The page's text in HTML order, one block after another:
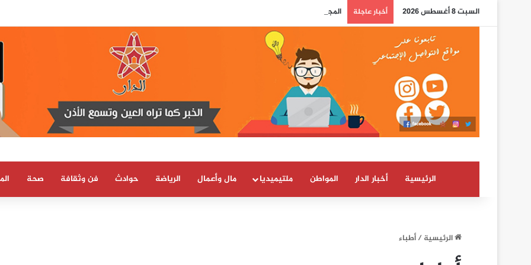
السبت 8 أغسطس 2026 أخبار عاجلة المجلس الوطني لحقوق الإنسان يكشف خلاصات مثيرة حول أحداث سبتة ومليلية
الرئيسية أخبار الدار المواطن ملتيميديا مال وأعمال الرياضة حوادث فن وثقافة صحة
الرئيسية/أطباء